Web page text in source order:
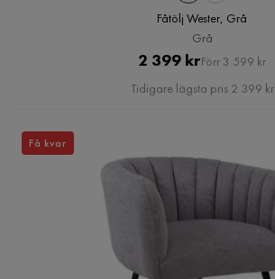
Fåtölj Wester, Grå
Grå
Pris
2 399 krOriginal
Pris
Förr 3 599 kr
Tidigare lägsta pris 2 399 kr
Få kvar